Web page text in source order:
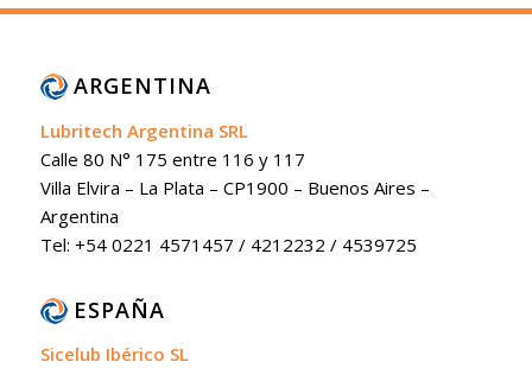
ARGENTINA
Lubritech Argentina SRL
Calle 80 N° 175 entre 116 y 117
Villa Elvira – La Plata – CP1900 – Buenos Aires –
Argentina
Tel: +54 0221 4571457 / 4212232 / 4539725
ESPAÑA
Sicelub Ibérico SL